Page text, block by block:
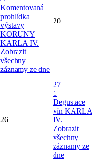
Komentovaná
prohlídka
výstavy
KORUNY
KARLA IV.
Zobrazit
všechny
záznamy ze dne
20
26
27
1
Degustace
vín KARLA
IV.
Zobrazit
všechny
záznamy ze
dne